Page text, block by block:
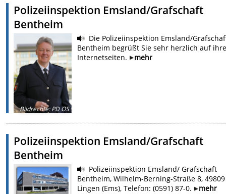
Polizeiinspektion Emsland/Grafschaft
Bentheim
Bildrechte:PD OS
Die Polizeiinspektion Emsland/
Bentheim begrüßt Sie sehr herzlich auf
Internetseiten.
mehr
Polizeiinspektion Emsland/Grafschaft
Bentheim
Polizeiinspektion Emsland/ Grafschaft
Bentheim, Wilhelm-Berning-Straße 8, 49809
Lingen (Ems), Telefon: (0591) 87-0.
mehr